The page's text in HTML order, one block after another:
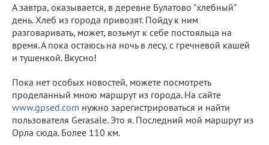
А завтра, оказывается, в деревне Булатово "хлебный"
день. Хлеб из города привозят. Пойду к ним
разговаривать, может, возьмут к себе постояльца на
время. А пока остаюсь на ночь в лесу, с гречневой кашей
и тушенкой. Вкусно!
Пока нет особых новостей, можете посмотреть
проделанный мною маршрут из города. На сайте
www.gpsed.com нужно зарегистрироваться и найти
пользователя Gerasale. Это я. Последний мой маршрут из
Орла сюда. Более 110 км.